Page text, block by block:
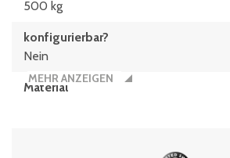
500 kg
konfigurierbar?
Nein
Material
MEHR ANZEIGEN